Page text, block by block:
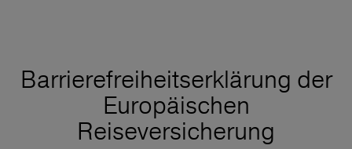
Barrierefreiheitserklärung der
Europäischen
Reiseversicherung